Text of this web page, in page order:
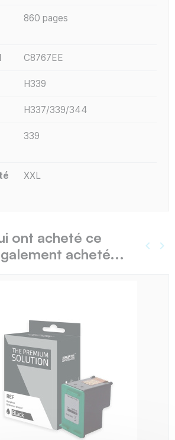
860 pages
C8767EE
H339
H337/339/344
339
XXL
ont acheté ce
acheté...
keyboard_arrow_left keyboard_arrow_right